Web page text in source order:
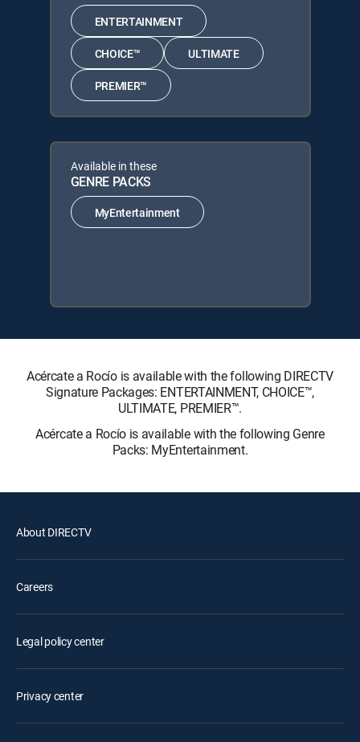
ENTERTAINMENT
CHOICE™ ULTIMATE
PREMIER™
Available in these
GENRE PACKS
MyEntertainment
Acércate a Rocío is available with the following DIRECTV
Signature Packages: ENTERTAINMENT, CHOICE™,
ULTIMATE, PREMIER™.
Acércate a Rocío is available with the following Genre
Packs: MyEntertainment.
About DIRECTV
Careers
Legal policy center
Privacy center